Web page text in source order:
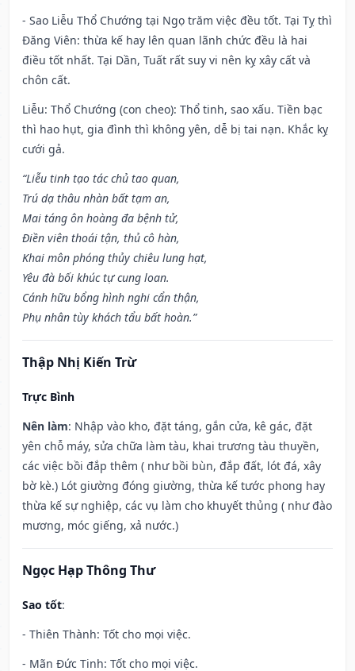
- Sao Liễu Thổ Chướng tại Ngọ trăm việc đều tốt. Tại Tỵ thì
Đăng Viên: thừa kế hay lên quan lãnh chức đều là hai
điều tốt nhất. Tại Dần, Tuất rất suy vi nên kỵ xây cất và
chôn cất.
Liễu: Thổ Chướng (con cheo): Thổ tinh, sao xấu. Tiền bạc
thì hao hụt, gia đình thì không yên, dễ bị tai nạn. Khắc kỵ
cưới gả.
“Liễu tinh tạo tác chủ tao quan,
Trú dạ thâu nhàn bất tạm an,
Mai táng ôn hoàng đa bệnh tử,
Điền viên thoái tận, thủ cô hàn,
Khai môn phóng thủy chiêu lung hạt,
Yêu đà bối khúc tự cung loan.
Cánh hữu bổng hình nghi cẩn thận,
Phụ nhân tùy khách tẩu bất hoàn.”
Thập Nhị Kiến Trừ
Trực Bình
Nên làm: Nhập vào kho, đặt táng, gắn cửa, kê gác, đặt
yên chỗ máy, sửa chữa làm tàu, khai trương tàu thuyền,
các việc bồi đắp thêm ( như bồi bùn, đắp đất, lót đá, xây
bờ kè.) Lót giường đóng giường, thừa kế tước phong hay
thừa kế sự nghiệp, các vụ làm cho khuyết thủng ( như đào
mương, móc giếng, xả nước.)
Ngọc Hạp Thông Thư
Sao tốt:
- Thiên Thành: Tốt cho mọi việc.
- Mãn Đức Tinh: Tốt cho mọi việc.